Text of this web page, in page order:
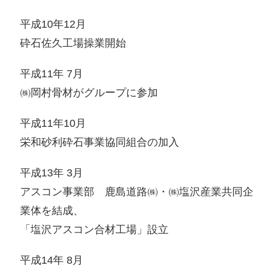
平成10年12月
砕石佐久工場操業開始
平成11年 7月
㈱岡村骨材がグループに参加
平成11年10月
栄和砂利砕石事業協同組合の加入
平成13年 3月
アスコン事業部 鹿島道路㈱・㈱塩沢産業共同企
業体を結成、
「塩沢アスコン合材工場」設立
平成14年 8月